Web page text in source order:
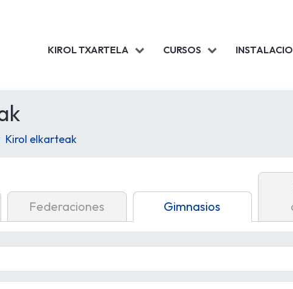
KIROL TXARTELA CURSOS
Kirol elkarteak
Federaciones Gimnasios